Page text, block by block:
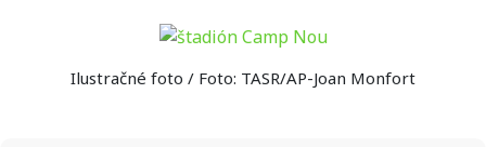
Ilustračné foto / Foto: TASR/AP-Joan Monfort